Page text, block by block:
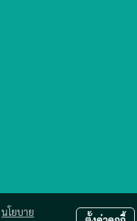
นโยบาย